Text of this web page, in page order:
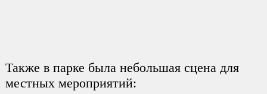
Также в парке была небольшая сцена для
местных мероприятий: